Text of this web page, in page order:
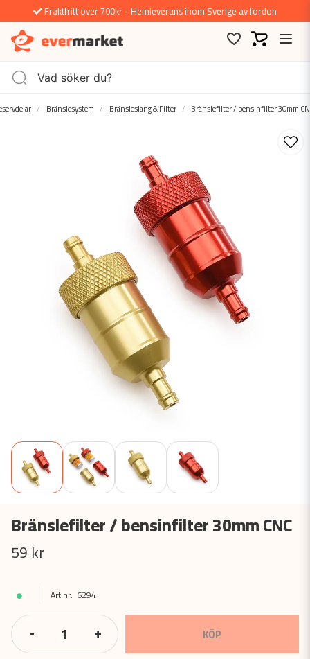
Fraktfritt över 700kr - Hemleverans inom Sverige av fordon
Bränslesystem Bränsleslang & Filter Bränslefilter / bensinfilter 30mm
Bränslefilter / bensinfilter 30mm CNC
59 kr
6294
- + KÖP